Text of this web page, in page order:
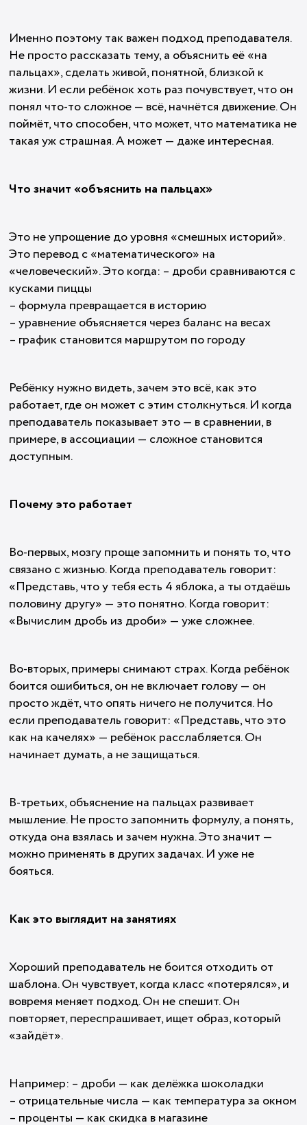
Именно поэтому так важен подход преподавателя.
Не просто рассказать тему, а объяснить её «на
пальцах», сделать живой, понятной, близкой к
жизни. И если ребёнок хоть раз почувствует, что он
понял что-то сложное — всё, начнётся движение. Он
поймёт, что способен, что может, что математика не
такая уж страшная. А может — даже интересная.
Что значит «объяснить на пальцах»
Это не упрощение до уровня «смешных историй».
Это перевод с «математического» на
«человеческий». Это когда: – дроби сравниваются с
кусками пиццы
– формула превращается в историю
– уравнение объясняется через баланс на весах
– график становится маршрутом по городу
Ребёнку нужно видеть, зачем это всё, как это
работает, где он может с этим столкнуться. И когда
преподаватель показывает это — в сравнении, в
примере, в ассоциации — сложное становится
доступным.
Почему это работает
Во-первых, мозгу проще запомнить и понять то, что
связано с жизнью. Когда преподаватель говорит:
«Представь, что у тебя есть 4 яблока, а ты отдаёшь
половину другу» — это понятно. Когда говорит:
«Вычислим дробь из дроби» — уже сложнее.
Во-вторых, примеры снимают страх. Когда ребёнок
боится ошибиться, он не включает голову — он
просто ждёт, что опять ничего не получится. Но
если преподаватель говорит: «Представь, что это
как на качелях» — ребёнок расслабляется. Он
начинает думать, а не защищаться.
В-третьих, объяснение на пальцах развивает
мышление. Не просто запомнить формулу, а понять,
откуда она взялась и зачем нужна. Это значит —
можно применять в других задачах. И уже не
бояться.
Как это выглядит на занятиях
Хороший преподаватель не боится отходить от
шаблона. Он чувствует, когда класс «потерялся», и
вовремя меняет подход. Он не спешит. Он
повторяет, переспрашивает, ищет образ, который
«зайдёт».
Например: – дроби — как делёжка шоколадки
– отрицательные числа — как температура за окном
– проценты — как скидка в магазине